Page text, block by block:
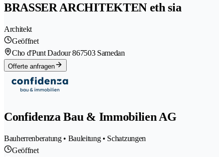
BRASSER ARCHITEKTEN eth sia
Architekt
Geöffnet
Cho d'Punt Dadour 867503 Samedan
Offerte anfragen
Confidenza Bau & Immobilien AG
Bauherrenberatung • Bauleitung • Schatzungen
Geöffnet